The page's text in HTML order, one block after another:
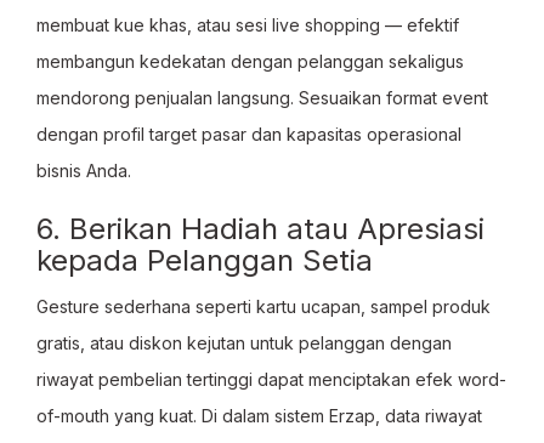
membuat kue khas, atau sesi live shopping — efektif
membangun kedekatan dengan pelanggan sekaligus
mendorong penjualan langsung. Sesuaikan format event
dengan profil target pasar dan kapasitas operasional
bisnis Anda.
6. Berikan Hadiah atau Apresiasi
kepada Pelanggan Setia
Gesture sederhana seperti kartu ucapan, sampel produk
gratis, atau diskon kejutan untuk pelanggan dengan
riwayat pembelian tertinggi dapat menciptakan efek word-
of-mouth yang kuat. Di dalam sistem Erzap, data riwayat